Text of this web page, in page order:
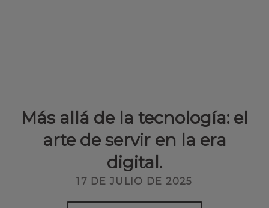
Más allá de la tecnología: el
arte de servir en la era
digital.
17 DE JULIO DE 2025